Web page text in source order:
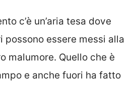
c’è un’aria tesa dove
possono essere messi alla
malumore. Quello che è
e anche fuori ha fatto